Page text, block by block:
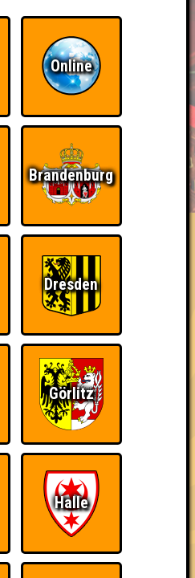
RESERVIERUNG
ÜBER UNS
die in einem Stechen
Platz - den haben sie sich
gibt es für diese auch
macht
Quizveteran
Online
Brandenburg
Dresden
Görlitz
Halle